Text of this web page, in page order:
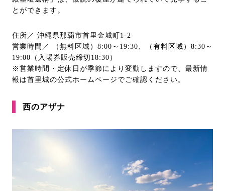
とができます。
住所／ 沖縄県那覇市首里金城町1-2
営業時間／ （無料区域）8:00～19:30、（有料区域）8:30～
19:00（入場券販売締切18:30）
※営業時間・定休日が季節により変動しますので、最新情
報は首里城の公式ホームページでご確認ください。
西のアザナ